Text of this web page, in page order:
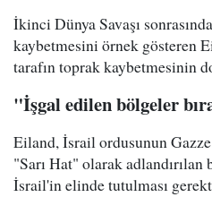
İkinci Dünya Savaşı
kaybetmesini örnek gösteren
tarafın toprak kaybetmesinin
"İşgal edilen bölgeler
Eiland, İsrail ordusunun
"Sarı Hat" olarak
İsrail'in elinde tutulması